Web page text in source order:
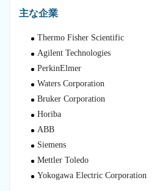
主な企業
Thermo Fisher Scientific
Agilent Technologies
PerkinElmer
Waters Corporation
Bruker Corporation
Horiba
ABB
Siemens
Mettler Toledo
Yokogawa Electric Corporation